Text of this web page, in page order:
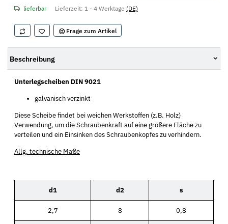
lieferbar Lieferzeit: 1 - 4 Werktage (DE)
Frage zum Artikel
Beschreibung
Unterlegscheiben DIN 9021
galvanisch verzinkt
Diese Scheibe findet bei weichen Werkstoffen (z.B. Holz)
Verwendung, um die Schraubenkraft auf eine größere Fläche zu
verteilen und ein Einsinken des Schraubenkopfes zu verhindern.
Allg. technische Maße
d1 d2 s
2,7 8 0,8